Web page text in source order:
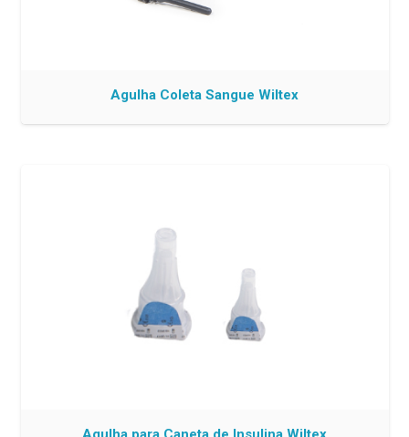
Agulha Coleta Sangue Wiltex